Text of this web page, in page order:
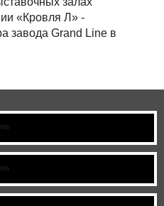
«Кровля Л» -
завода Grand Line в